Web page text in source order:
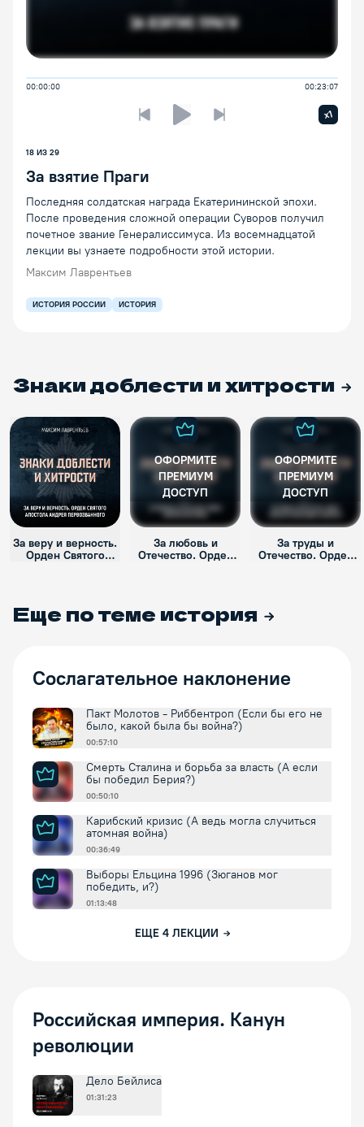
00:00:00 00:23:07
Предыдущая лекцияСледующая лекция
x1
18 ИЗ 29
За взятие Праги
Последняя солдатская награда Екатерининской эпохи.
После проведения сложной операции Суворов получил
почетное звание Генералиссимуса. Из восемнадцатой
лекции вы узнаете подробности этой истории.
Максим Лаврентьев
ИСТОРИЯ РОССИИ ИСТОРИЯ
Знаки доблести и хитрости
За веру и верность.
Орден Святого
ОФОРМИТЕ
ПРЕМИУМ
ДОСТУП
За любовь и
Отечество. Орден
ОФОРМИТЕ
ПРЕМИУМ
ДОСТУП
За труды и
Отечество. Орден
Еще по теме история
Сослагательное наклонение
Пакт Молотов - Риббентроп (Если бы его не
было, какой была бы война?)
00:57:10
Смерть Сталина и борьба за власть (А если
бы победил Берия?)
00:50:10
Карибский кризис (А ведь могла случиться
атомная война)
00:36:49
Выборы Ельцина 1996 (Зюганов мог
победить, и?)
01:13:48
ЕЩЕ 4 ЛЕКЦИИ
Российская империя. Канун
революции
Дело Бейлиса
01:31:23